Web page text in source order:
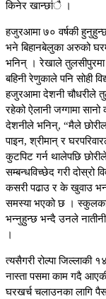
किनेर खान्छांै ।
हजुरआमा ७० वर्षकी
भने बिहानबेलुका अरुको
भनिन् । रेखाले
बहिनी रेणुकाले पनि सोही
हजुरआमा देशनी चौधरीले
रहेको ऐलानी जग्गामा
देशनीले भनिन्, “मैले
पाइन, श्रीमान् र
कुटपिट गर्न थालेपछि
सम्बन्धविच्छेद गरी दोस्रो
कसरी पढाउ र के खुवाउ
समस्या भएको छ । स्कुलका
भन्नुहुन्छ भन्दै उनले
।
त्यसैगरी रोल्पा जिल्लाकी
नास्ता पसमा काम गदै
घरखर्च चलाउनका लागि